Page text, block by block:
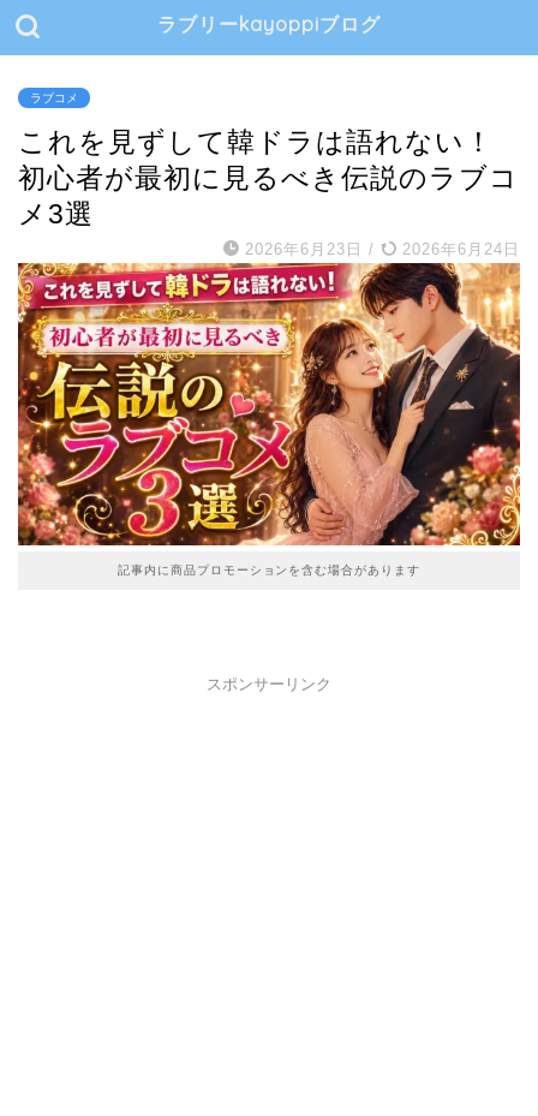
ラブリーkayoppiブログ
ラブコメ
これを見ずして韓ドラは語れない！
初心者が最初に見るべき伝説のラブコ
メ3選
2026年6月23日 / 2026年6月24日
記事内に商品プロモーションを含む場合があります
スポンサーリンク